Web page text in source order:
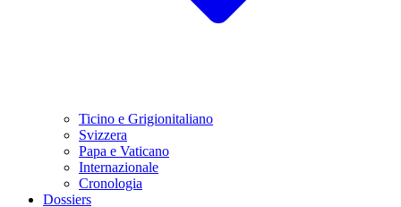
Ticino e Grigionitaliano
Svizzera
Papa e Vaticano
Internazionale
Cronologia
Dossiers